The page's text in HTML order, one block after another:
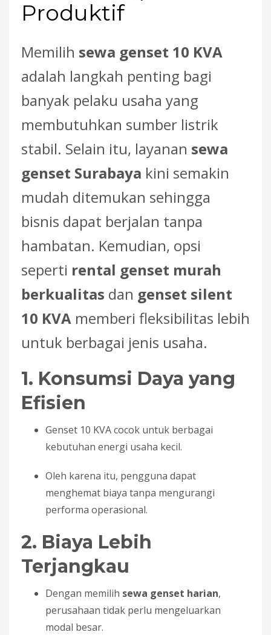
Produktif
Memilih sewa genset 10 KVA
adalah langkah penting bagi
banyak pelaku usaha yang
membutuhkan sumber listrik
stabil. Selain itu, layanan sewa
genset Surabaya kini semakin
mudah ditemukan sehingga
bisnis dapat berjalan tanpa
hambatan. Kemudian, opsi
seperti rental genset murah
berkualitas dan genset silent
10 KVA memberi fleksibilitas lebih
untuk berbagai jenis usaha.
1. Konsumsi Daya yang
Efisien
Genset 10 KVA cocok untuk berbagai
kebutuhan energi usaha kecil.
Oleh karena itu, pengguna dapat
menghemat biaya tanpa mengurangi
performa operasional.
2. Biaya Lebih
Terjangkau
Dengan memilih sewa genset harian,
perusahaan tidak perlu mengeluarkan
modal besar.